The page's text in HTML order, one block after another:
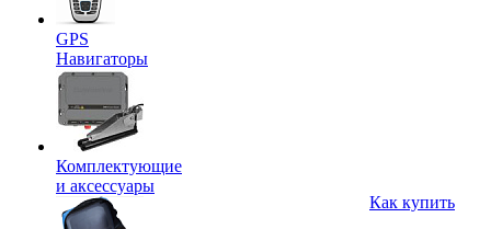
GPS
Навигаторы
Комплектующие
и аксессуары
Как купить